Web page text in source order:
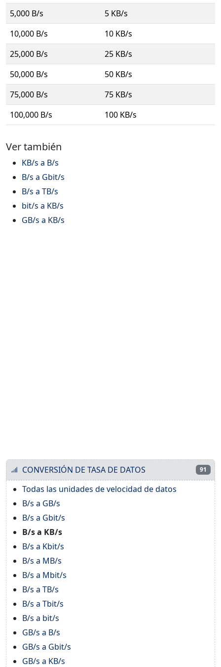
5,000 B/s
5 KB/s
10,000 B/s
10 KB/s
25,000 B/s
25 KB/s
50,000 B/s
50 KB/s
75,000 B/s
75 KB/s
100,000 B/s
100 KB/s
Ver también
KB/s a B/s
B/s a Gbit/s
B/s a TB/s
bit/s a KB/s
GB/s a KB/s
CONVERSIÓN DE TASA DE DATOS 91
Todas las unidades de velocidad de datos
B/s a GB/s
B/s a Gbit/s
B/s a KB/s
B/s a Kbit/s
B/s a MB/s
B/s a Mbit/s
B/s a TB/s
B/s a Tbit/s
B/s a bit/s
GB/s a B/s
GB/s a Gbit/s
GB/s a KB/s